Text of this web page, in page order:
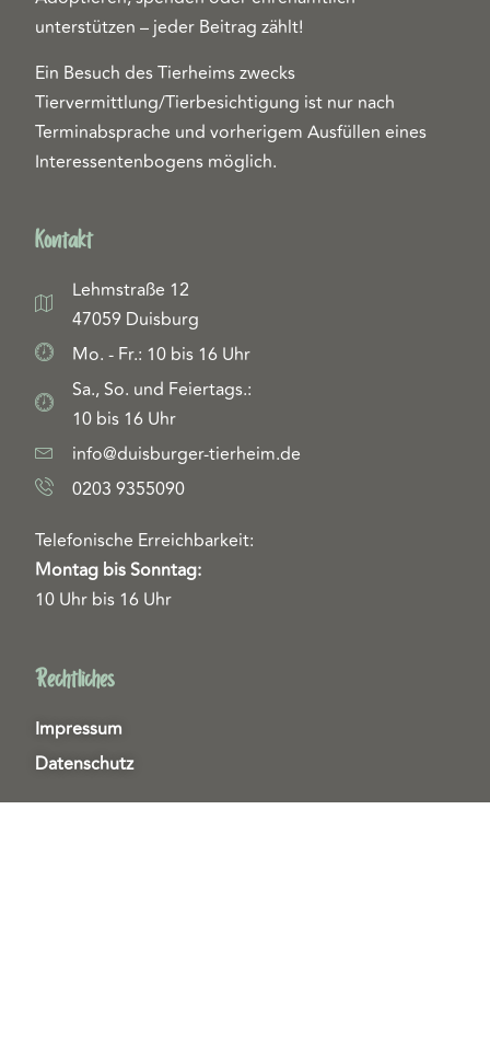
unterstützen – jeder Beitrag zählt!
Ein Besuch des Tierheims zwecks
Tiervermittlung/Tierbesichtigung ist nur nach
Terminabsprache und vorherigem Ausfüllen eines
Interessentenbogens möglich.
Kontakt
Lehmstraße 12
47059 Duisburg
Mo. - Fr.: 10 bis 16 Uhr
Sa., So. und Feiertags.:
10 bis 16 Uhr
info@duisburger-tierheim.de
0203 9355090
Telefonische Erreichbarkeit:
Montag bis Sonntag:
10 Uhr bis 16 Uhr
Rechtliches
Impressum
Datenschutz